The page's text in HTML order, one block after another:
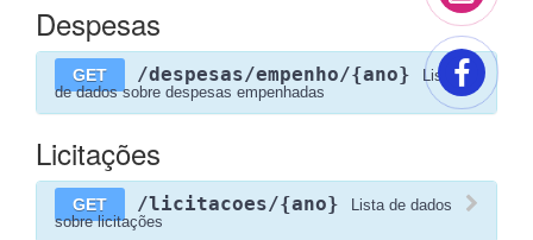
Despesas
GET /despesas/empenho/{ano}
Lista
de dados sobre despesas empenhadas
Licitações
GET /licitacoes/{ano}
Lista de dados
sobre licitações